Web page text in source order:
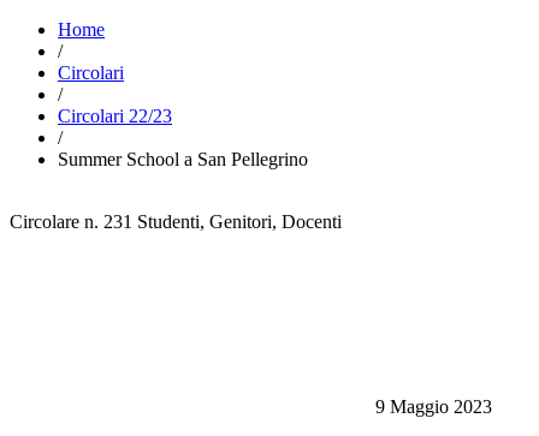
Home
/
Circolari
/
Circolari 22/23
/
Summer School a San Pellegrino
Circolare n. 231 Studenti, Genitori, Docenti
9 Maggio 2023